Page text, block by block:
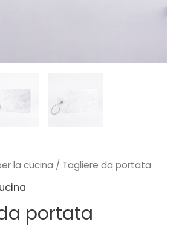
la cucina / Tagliere da portata
portata